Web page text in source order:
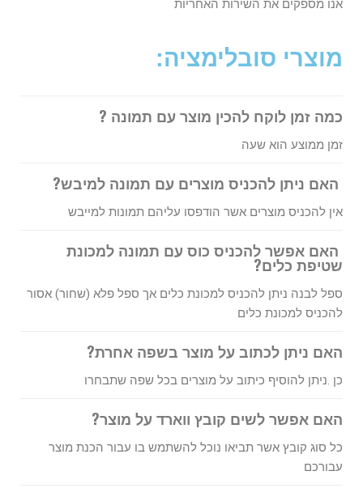
אנו מספקים את השירות האחריות
מוצרי סובלימציה:
כמה זמן לוקח להכין מוצר עם תמונה ?
זמן ממוצע הוא שעה
האם ניתן להכניס מוצרים עם תמונה למיבש?
אין להכניס מוצרים אשר הודפסו עליהם תמונות למייבש
האם אפשר להכניס כוס עם תמונה למכונת
שטיפת כלים?
ספל לבנה ניתן להכניס למכונת כלים אך ספל פלא (שחור) אסור
להכניס למכונת כלים
האם ניתן לכתוב על מוצר בשפה אחרת?
כן .ניתן להוסיף כיתוב על מוצרים בכל שפה שתבחרו
האם אפשר לשים קובץ ווארד על מוצר?
כל סוג קובץ אשר תביאו נוכל להשתמש בו עבור הכנת מוצר
עבורכם